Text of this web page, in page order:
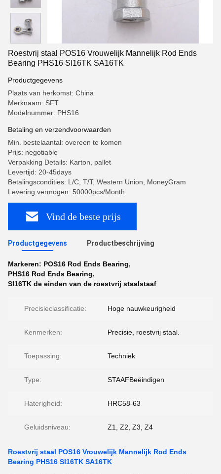
Roestvrij staal POS16 Vrouwelijk Mannelijk Rod Ends
Bearing PHS16 SI16TK SA16TK
Productgegevens
Plaats van herkomst: China
Merknaam: SFT
Modelnummer: PHS16
Betaling en verzendvoorwaarden
Min. bestelaantal: overeen te komen
Prijs: negotiable
Verpakking Details: Karton, pallet
Levertijd: 20-45days
Betalingscondities: L/C, T/T, Western Union, MoneyGram
Levering vermogen: 50000pcs/Month
Vind de beste prijs
Productgegevens Productbeschrijving
Markeren: POS16 Rod Ends Bearing,
PHS16 Rod Ends Bearing,
SI16TK de einden van de roestvrij staalstaaf
Precisieclassificatie: Hoge nauwkeurigheid
Kenmerken: Precisie, roestvrij staal.
Toepassing: Techniek
Type: STAAFBeëindigen
Haterigheid: HRC58-63
Geluidsniveau: Z1, Z2, Z3, Z4
Roestvrij staal POS16 Vrouwelijk Mannelijk Rod Ends
Bearing PHS16 SI16TK SA16TK